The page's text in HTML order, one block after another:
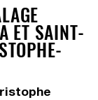
ET SAINT-